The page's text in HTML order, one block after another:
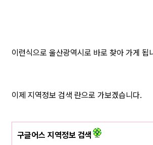
이런식으로 울산광역시로 바로 찾아 가게 됩
이제 지역정보 검색 란으로 가보겠습니다.
구글어스 지역정보 검색